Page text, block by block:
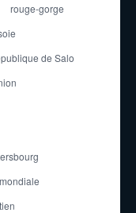
rouge-gorge
de Salo